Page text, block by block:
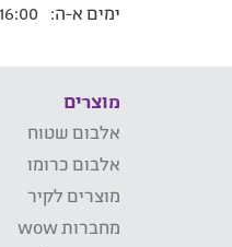
ימים א-ה:
מוצרים
אלבום שטוח
אלבום כרומו
מוצרים לקיר
מחברות wow